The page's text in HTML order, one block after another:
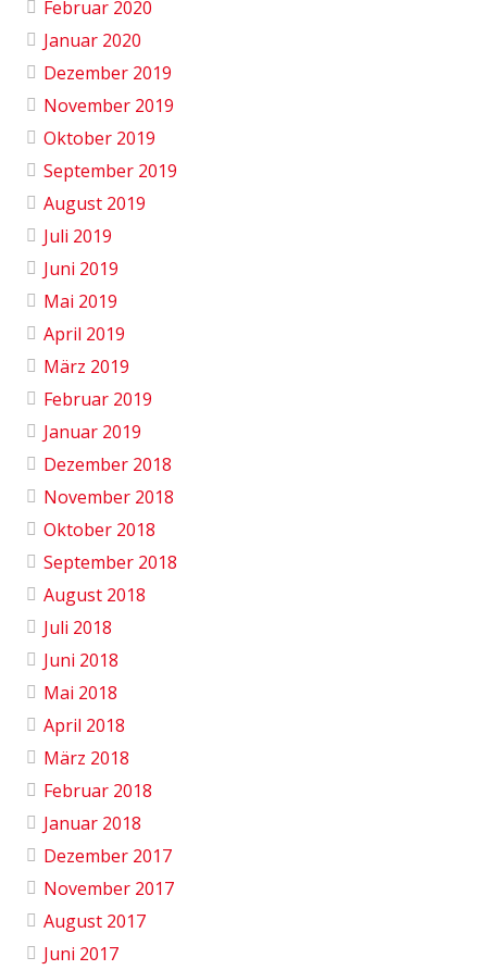
Februar 2020
Januar 2020
Dezember 2019
November 2019
Oktober 2019
September 2019
August 2019
Juli 2019
Juni 2019
Mai 2019
April 2019
März 2019
Februar 2019
Januar 2019
Dezember 2018
November 2018
Oktober 2018
September 2018
August 2018
Juli 2018
Juni 2018
Mai 2018
April 2018
März 2018
Februar 2018
Januar 2018
Dezember 2017
November 2017
August 2017
Juni 2017